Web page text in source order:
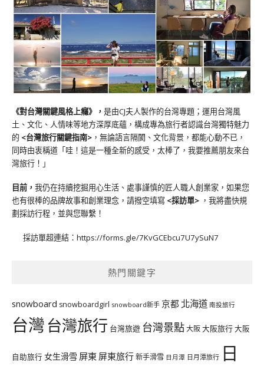
《對台灣關鍵風格上癮》 ， 是由CJ夫人製作的台灣專題；運用台灣風
土、文化、人情味等地方深厚底蘊，構成專為旅行者認識台灣獨特魅力
的 <台灣旅行關鍵指南> ，無論語言隔閡、文化背景，都能心動不已，
同時由衷稱道「哇！這是一種全新的感受，太棒了，我要推薦朋友來台
灣旅行！」
目前， 我仍在持續挖掘用心生活、處事謹慎的匠人職人創業家，如果您
也有很棒的品牌故事和創業理念，請撥空填寫 <採訪單> ，我將盡快規
劃採訪行程，並與您聯繫！
採訪單超連結： https://forms.gle/7KvGCEbcu7U7ySuN7
熱門關鍵字
snowboard snowboardgirl snowboard新手 京都 北海道 南投旅行
台灣台灣旅行 台灣旅遊 台灣景點大阪大阪旅行大阪
自助旅行 女生滑雪 屏東 屏東旅行新手滑雪 日月潭 日月潭旅行 日